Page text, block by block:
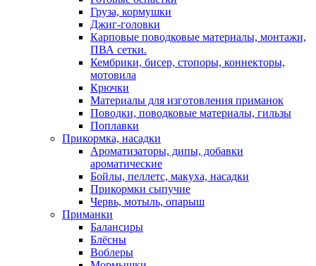
Груза, кормушки
Джиг-головки
Карповые поводковые материалы, монтажи,
ПВА сетки.
Кембрики, бисер, стопоры, коннекторы,
мотовила
Крючки
Материалы для изготовления приманок
Поводки, поводковые материалы, гильзы
Поплавки
Прикормка, насадки
Ароматизаторы, дипы, добавки
ароматические
Бойлы, пеллетс, макуха, насадки
Прикормки сыпучие
Червь, мотыль, опарыш
Приманки
Балансиры
Блёсны
Воблеры